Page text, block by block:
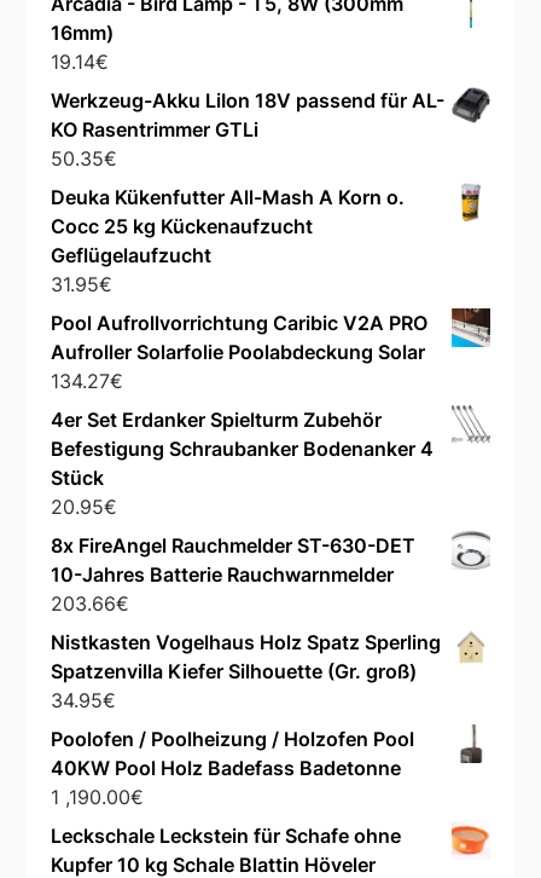
16mm)
19.14€
Werkzeug-Akku LiIon 18V passend für AL-
KO Rasentrimmer GTLi
50.35€
Deuka Kükenfutter All-Mash A Korn o.
Cocc 25 kg Kückenaufzucht
Geflügelaufzucht
31.95€
Pool Aufrollvorrichtung Caribic V2A PRO
Aufroller Solarfolie Poolabdeckung Solar
134.27€
4er Set Erdanker Spielturm Zubehör
Befestigung Schraubanker Bodenanker 4
Stück
20.95€
8x FireAngel Rauchmelder ST-630-DET
10-Jahres Batterie Rauchwarnmelder
203.66€
Nistkasten Vogelhaus Holz Spatz Sperling
Spatzenvilla Kiefer Silhouette (Gr. groß)
34.95€
Poolofen / Poolheizung / Holzofen Pool
40KW Pool Holz Badefass Badetonne
1 ,190.00€
Leckschale Leckstein für Schafe ohne
Kupfer 10 kg Schale Blattin Höveler